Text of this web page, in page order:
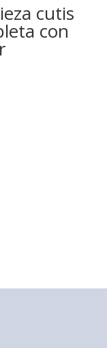
cutis
con